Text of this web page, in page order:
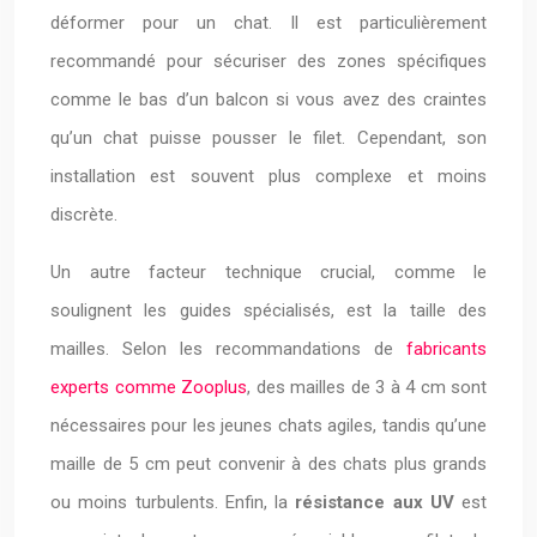
déformer pour un chat. Il est particulièrement
recommandé pour sécuriser des zones spécifiques
comme le bas d’un balcon si vous avez des craintes
qu’un chat puisse pousser le filet. Cependant, son
installation est souvent plus complexe et moins
discrète.
Un autre facteur technique crucial, comme le
soulignent les guides spécialisés, est la taille des
mailles. Selon les recommandations de fabricants
experts comme Zooplus, des mailles de 3 à 4 cm sont
nécessaires pour les jeunes chats agiles, tandis qu’une
maille de 5 cm peut convenir à des chats plus grands
ou moins turbulents. Enfin, la résistance aux UVest